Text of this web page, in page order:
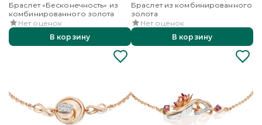
Браслет «Бесконечность» из
комбинированного золота
Нет оценок
В корзину
Браслет из комбинированного
золота
Нет оценок
В корзину